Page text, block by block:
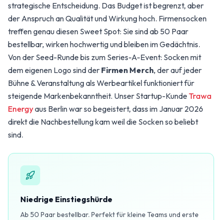
strategische Entscheidung. Das Budget ist begrenzt, aber
der Anspruch an Qualität und Wirkung hoch. Firmensocken
treffen genau diesen Sweet Spot: Sie sind ab 50 Paar
bestellbar, wirken hochwertig und bleiben im Gedächtnis.
Von der Seed-Runde bis zum Series-A-Event: Socken mit
dem eigenen Logo sind der Firmen Merch, der auf jeder
Bühne & Veranstaltung als Werbeartikel funktioniert für
steigende Markenbekanntheit. Unser Startup-Kunde Trawa
Energyaus Berlin war so begeistert, dass im Januar 2026
direkt die Nachbestellung kam weil die Socken so beliebt
sind.
Niedrige Einstiegshürde
Ab 50 Paar bestellbar. Perfekt für kleine Teams und erste